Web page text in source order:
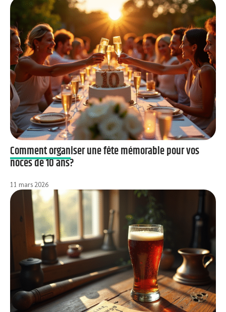
Comment organiser une fête mémorable pour vos
noces de 10 ans?
11 mars 2026